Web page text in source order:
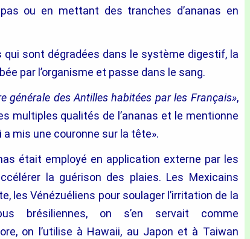
ou en mettant des tranches d’ananas en
sont dégradées dans le système digestif, la
par l’organisme et passe dans le sang.
générale des Antilles habitées par les Français»,
multiples qualités de l’ananas et le mentionne
mis une couronne sur la tête».
était employé en application externe par les
la guérison des plaies. Les Mexicains
les Vénézuéliens pour soulager l’irritation de la
brésiliennes, on s’en servait comme
on l’utilise à Hawaii, au Japon et à Taiwan